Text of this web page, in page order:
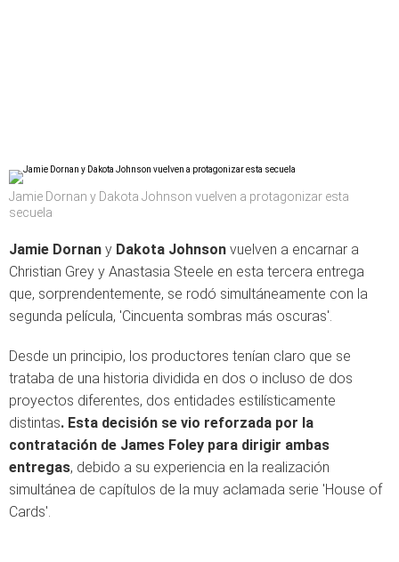
Jamie Dornan y Dakota Johnson vuelven a protagonizar esta
secuela
Jamie Dornan y Dakota Johnson vuelven a encarnar a
Christian Grey y Anastasia Steele en esta tercera entrega
que, sorprendentemente, se rodó simultáneamente con la
segunda película, 'Cincuenta sombras más oscuras'.
Desde un principio, los productores tenían claro que se
trataba de una historia dividida en dos o incluso de dos
proyectos diferentes, dos entidades estilísticamente
distintas. Esta decisión se vio reforzada por la
contratación de James Foley para dirigir ambas
entregas, debido a su experiencia en la realización
simultánea de capítulos de la muy aclamada serie 'House of
Cards'.